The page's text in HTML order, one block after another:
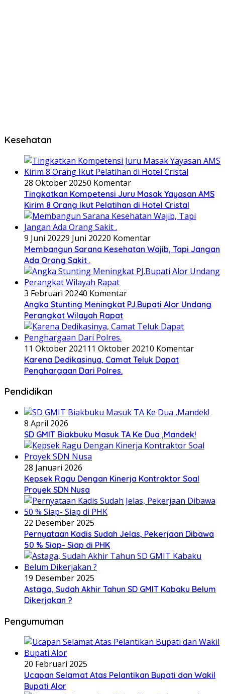
Kesehatan
28 Oktober 20250 Komentar
Tingkatkan Kompetensi Juru Masak Yayasan AMS
Kirim 8 Orang Ikut Pelatihan di Hotel Cristal
9 Juni 20229 Juni 20220 Komentar
Membangun Sarana Kesehatan Wajib, Tapi Jangan
Ada Orang Sakit .
3 Februari 20240 Komentar
Angka Stunting Meningkat PJ.Bupati Alor Undang
Perangkat Wilayah Rapat
11 Oktober 2021 11 Oktober 20210 Komentar
Karena Dedikasinya, Camat Teluk Dapat
Penghargaan Dari Polres.
Pendidikan
8 April 2026
SD GMIT Biakbuku Masuk TA Ke Dua ,Mandek!
28 Januari 2026
Kepsek Ragu Dengan Kinerja Kontraktor Soal
Proyek SDN Nusa
22 Desember 2025
Pernyataan Kadis Sudah Jelas, Pekerjaan Dibawa
50 % Siap- Siap di PHK
19 Desember 2025
Astaga, Sudah Akhir Tahun SD GMIT Kabaku Belum
Dikerjakan ?
Pengumuman
20 Februari 2025
Ucapan Selamat Atas Pelantikan Bupati dan Wakil
Bupati Alor